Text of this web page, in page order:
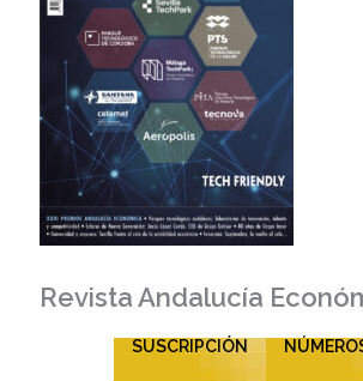
Revista Andalucía
SUSCRIPCIÓN